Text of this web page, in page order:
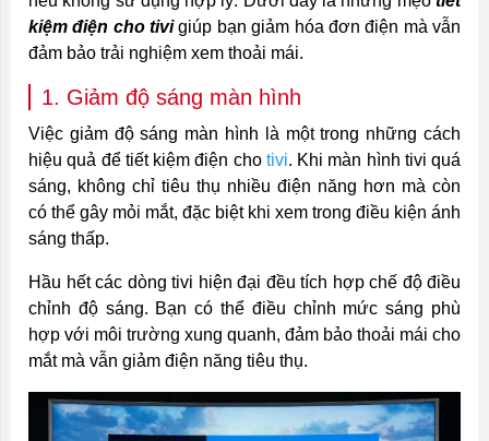
kiệm điện cho tivigiúp bạn giảm hóa đơn điện mà vẫn
đảm bảo trải nghiệm xem thoải mái.
1. Giảm độ sáng màn hình
Việc giảm độ sáng màn hình là một trong những cách
hiệu quả để tiết kiệm điện cho tivi. Khi màn hình tivi quá
sáng, không chỉ tiêu thụ nhiều điện năng hơn mà còn
có thể gây mỏi mắt, đặc biệt khi xem trong điều kiện ánh
sáng thấp.
Hầu hết các dòng tivi hiện đại đều tích hợp chế độ điều
chỉnh độ sáng. Bạn có thể điều chỉnh mức sáng phù
hợp với môi trường xung quanh, đảm bảo thoải mái cho
mắt mà vẫn giảm điện năng tiêu thụ.